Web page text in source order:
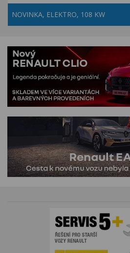
NOVINKA, ELEKTRO, 108 KW